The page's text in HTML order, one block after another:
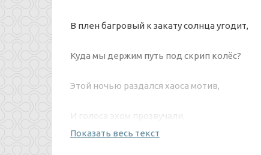
В плен багровый к закату солнца угодит,
Куда мы держим путь под скрип колёс?
Этой ночью раздался хаоса мотив,
И голоса эхом прозвучали.
Показать весь текст